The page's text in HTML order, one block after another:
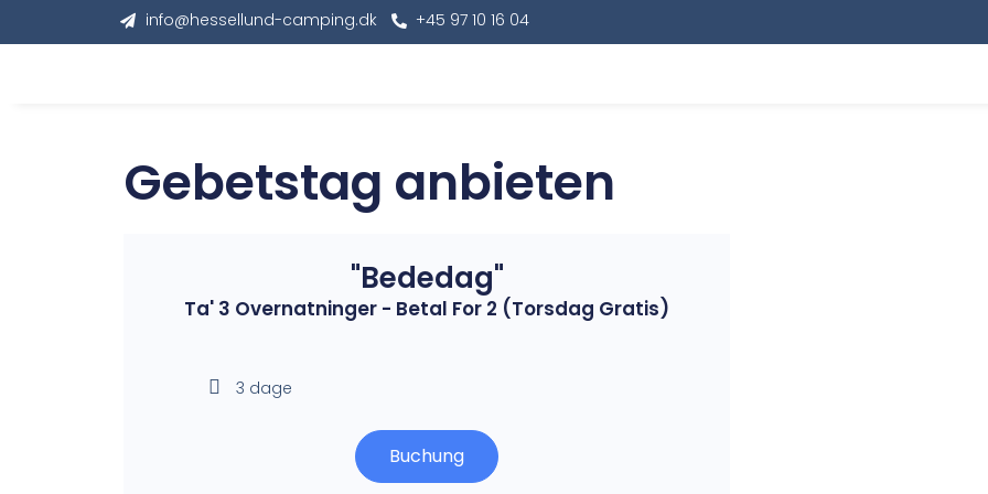
info@hessellund-camping.dk +45 97 10 16 04
Gebetstag anbieten
"Bededag"
Ta' 3 Overnatninger - Betal For 2 (torsdag Gratis)
3 dage
Buchung